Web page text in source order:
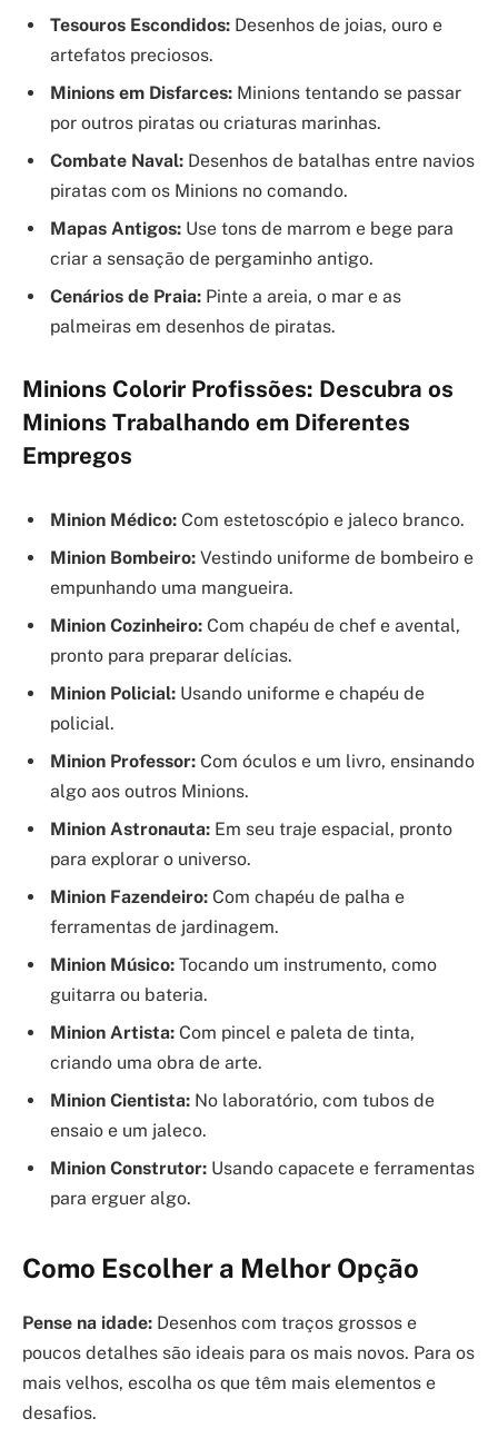
Tesouros Escondidos: Desenhos de joias, ouro e
artefatos preciosos.
Minions em Disfarces: Minions tentando se passar
por outros piratas ou criaturas marinhas.
Combate Naval: Desenhos de batalhas entre navios
piratas com os Minions no comando.
Mapas Antigos: Use tons de marrom e bege para
criar a sensação de pergaminho antigo.
Cenários de Praia: Pinte a areia, o mar e as
palmeiras em desenhos de piratas.
Minions Colorir Profissões: Descubra os
Minions Trabalhando em Diferentes
Empregos
Minion Médico: Com estetoscópio e jaleco branco.
Minion Bombeiro: Vestindo uniforme de bombeiro e
empunhando uma mangueira.
Minion Cozinheiro: Com chapéu de chef e avental,
pronto para preparar delícias.
Minion Policial: Usando uniforme e chapéu de
policial.
Minion Professor: Com óculos e um livro, ensinando
algo aos outros Minions.
Minion Astronauta: Em seu traje espacial, pronto
para explorar o universo.
Minion Fazendeiro: Com chapéu de palha e
ferramentas de jardinagem.
Minion Músico: Tocando um instrumento, como
guitarra ou bateria.
Minion Artista: Com pincel e paleta de tinta,
criando uma obra de arte.
Minion Cientista: No laboratório, com tubos de
ensaio e um jaleco.
Minion Construtor: Usando capacete e ferramentas
para erguer algo.
Como Escolher a Melhor Opção
Pense na idade: Desenhos com traços grossos e
poucos detalhes são ideais para os mais novos. Para os
mais velhos, escolha os que têm mais elementos e
desafios.